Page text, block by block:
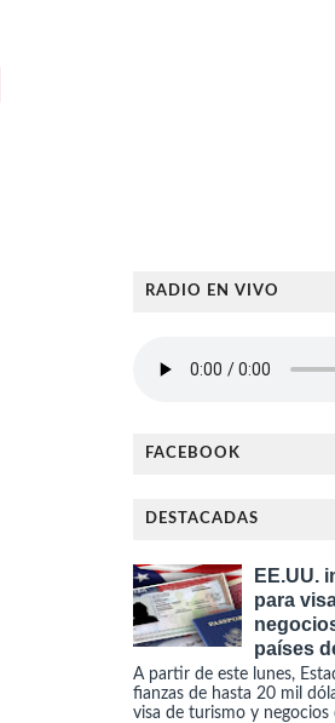
RADIO EN VIVO
FACEBOOK
DESTACADAS
EE.UU.
para
países
A partir de este lunes,
fianzas de hasta 20 mil
visa de turismo y negocios